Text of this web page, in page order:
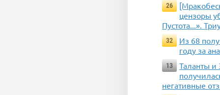
26
цензоры
Пустота...».
32
Из 68
году за
13
Таланты и
негативные